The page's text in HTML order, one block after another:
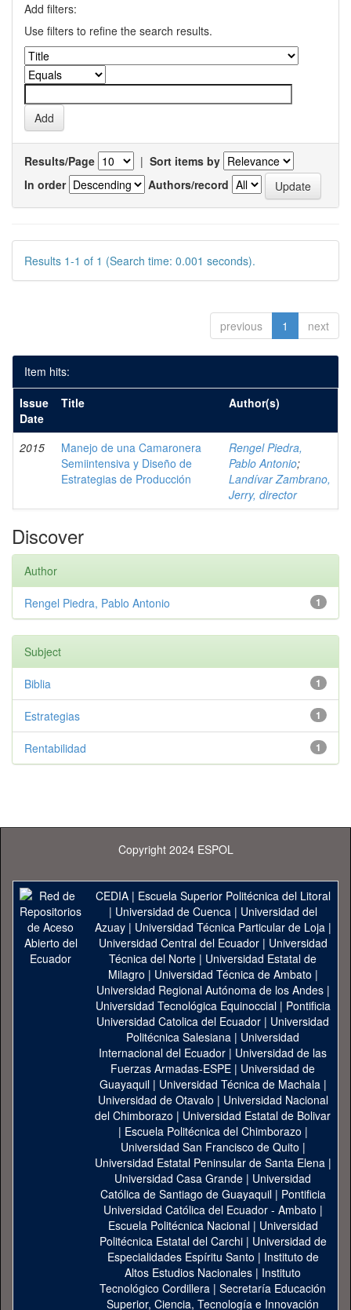
Add filters:
Use filters to refine the search results.
Results/Page | Sort items by
In order
Authors/record
Results 1-1 of 1 (Search time: 0.001 seconds).
previous 1 next
Item hits:
Issue
Date
Title Author(s)
2015
Manejo de una Camaronera
Semiintensiva y Diseño de
Estrategias de Producción
Rengel Piedra,
Pablo Antonio;
Landívar Zambrano,
Jerry, director
Discover
Author
1
Rengel Piedra, Pablo Antonio
Subject
1
Biblia
1
Estrategias
1
Rentabilidad
Copyright 2024 ESPOL
CEDIA| Escuela Superior Politécnica del Litoral
| Universidad de Cuenca| Universidad del
Azuay| Universidad Técnica Particular de Loja|
Universidad Central del Ecuador| Universidad
Técnica del Norte | Universidad Estatal de
Milagro | Universidad Técnica de Ambato |
Universidad Regional Autónoma de los Andes|
Universidad Tecnológica Equinoccial| Pontificia
Universidad Catolica del Ecuador | Universidad
Politécnica Salesiana | Universidad
Internacional del Ecuador | Universidad de las
Fuerzas Armadas-ESPE | Universidad de
Guayaquil| Universidad Técnica de Machala|
Universidad de Otavalo | Universidad Nacional
del Chimborazo | Universidad Estatal de Bolivar
| Escuela Politécnica del Chimborazo |
Universidad San Francisco de Quito |
Universidad Estatal Peninsular de Santa Elena|
Universidad Casa Grande | Universidad
Católica de Santiago de Guayaquil| Pontificia
Universidad Católica del Ecuador - Ambato |
Escuela Politécnica Nacional| Universidad
Politécnica Estatal del Carchi| Universidad de
Especialidades Espíritu Santo | Instituto de
Altos Estudios Nacionales | Instituto
Tecnológico Cordillera | Secretaría Educación
Superior, Ciencia, Tecnología e Innovación